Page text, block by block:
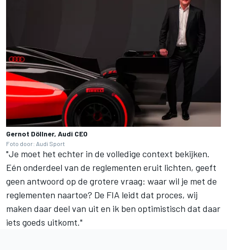
Gernot Döllner, Audi CEO
Foto door: Audi Sport
"Je moet het echter in de volledige context bekijken.
Eén onderdeel van de reglementen eruit lichten, geeft
geen antwoord op de grotere vraag: waar wil je met de
reglementen naartoe? De FIA leidt dat proces, wij
maken daar deel van uit en ik ben optimistisch dat daar
iets goeds uitkomt."